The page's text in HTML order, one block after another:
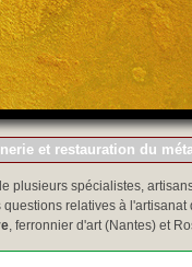
et restauration du
plusieurs spécialistes,
relatives à l'artisanat
, ferronnier d'art (Nantes) et